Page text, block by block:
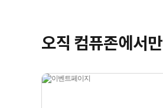
오직 컴퓨존에서만